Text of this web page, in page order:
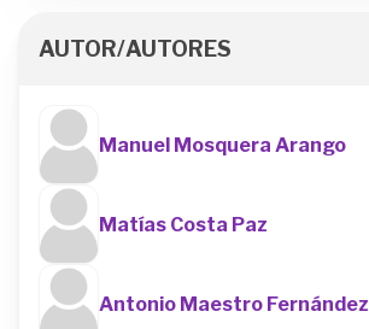
AUTOR/AUTORES
Manuel Mosquera Arango
Matías Costa Paz
Antonio Maestro Fernández